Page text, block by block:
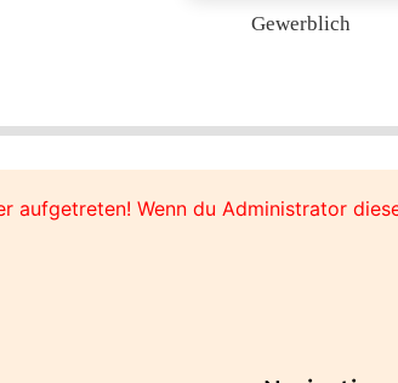
Gewerblich
aufgetreten! Wenn du Administrator